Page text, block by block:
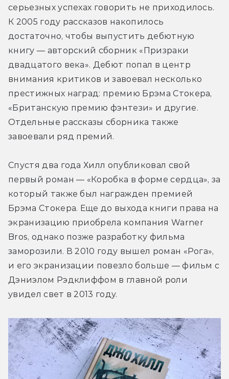
серьезных успехах говорить не приходилось.
К 2005 году рассказов накопилось
достаточно, чтобы выпустить дебютную
книгу — авторский сборник «Призраки
двадцатого века». Дебют попал в центр
внимания критиков и завоевал несколько
престижных наград: премию Брэма Стокера,
«Британскую премию фэнтези» и другие.
Отдельные рассказы сборника также
завоевали ряд премий.
Спустя два года Хилл опубликовал свой
первый роман — «Коробка в форме сердца», за
который также был награжден премией
Брэма Стокера. Еще до выхода книги права на
экранизацию приобрела компания Warner
Bros, однако позже разработку фильма
заморозили. В 2010 году вышел роман «Рога»,
и его экранизации повезло больше — фильм с
Дэниэлом Рэдклиффом в главной роли
увидел свет в 2013 году.